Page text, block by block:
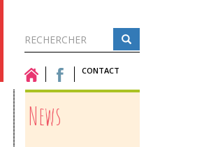
Formulaire
de
recherche
Rechercher CONTACT
News